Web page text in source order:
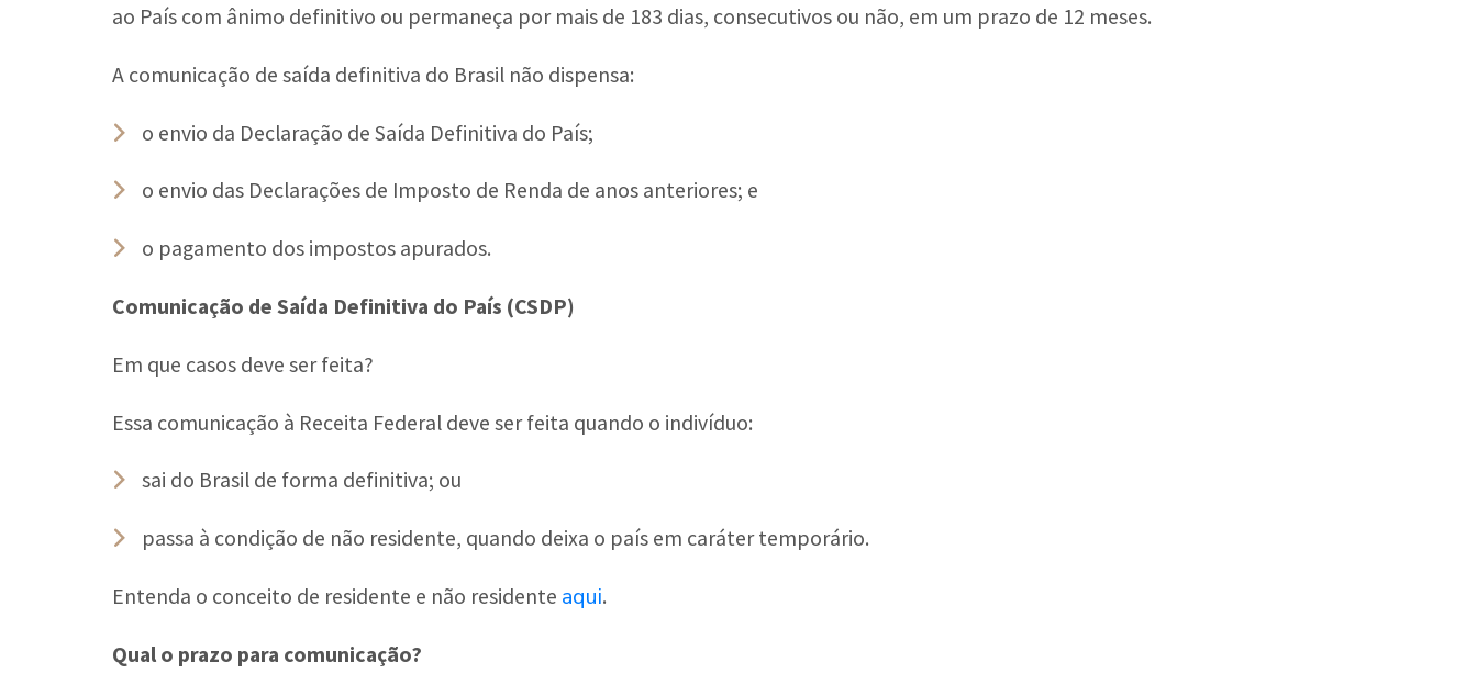
ao País com ânimo definitivo ou permaneça por mais de 183 dias, consecutivos ou não, em um prazo de 12 meses.
A comunicação de saída definitiva do Brasil não dispensa:
o envio da Declaração de Saída Definitiva do País;
o envio das Declarações de Imposto de Renda de anos anteriores; e
o pagamento dos impostos apurados.
Comunicação de Saída Definitiva do País (CSDP)
Em que casos deve ser feita?
Essa comunicação à Receita Federal deve ser feita quando o indivíduo:
sai do Brasil de forma definitiva; ou
passa à condição de não residente, quando deixa o país em caráter temporário.
Entenda o conceito de residente e não residente aqui.
Qual o prazo para comunicação?